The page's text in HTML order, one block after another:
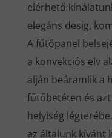
elérhető
elegáns desig,
A fűtőpanel
a konvekciós elv
alján beáramlik a
fűtőbetéten és
helyiség
az általunk kívánt